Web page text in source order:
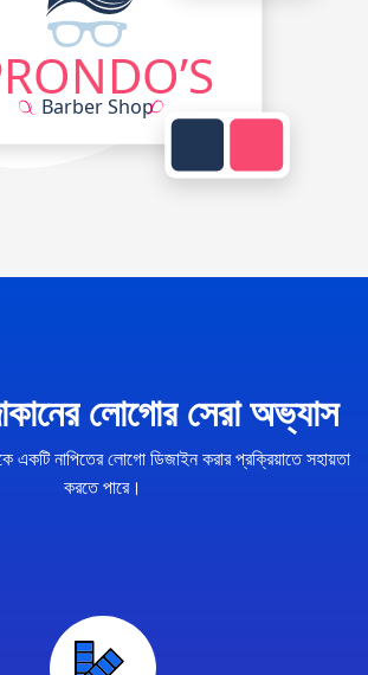
লোগোর সেরা অভ্যাস
একটি নাপিতের লোগো ডিজাইন করার প্রক্রিয়াতে সহায়তা
করতে পারে।